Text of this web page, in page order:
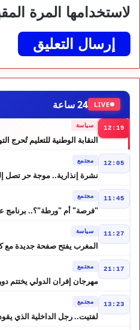
لاستخدامها المرة
LIVE 24 ساعة
12:19 سياسة
12:05 مجتمع
11:45 مجتمع
"فرصة" أم "ورطة"؟.. برنامج
11:27 سياسة
المغرب يفتح صفحة جديدة مع
21:17 مجتمع
مهرجان إفران الدولي يختتم
13:23 مجتمع